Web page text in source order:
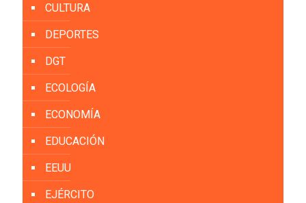
CULTURA
DEPORTES
DGT
ECOLOGÍA
ECONOMÍA
EDUCACIÓN
EEUU
EJÉRCITO